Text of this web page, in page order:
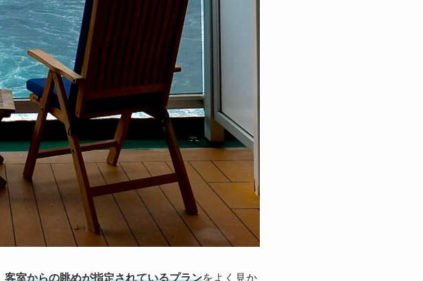
客室からの眺めが指定されているプランをよく 見か